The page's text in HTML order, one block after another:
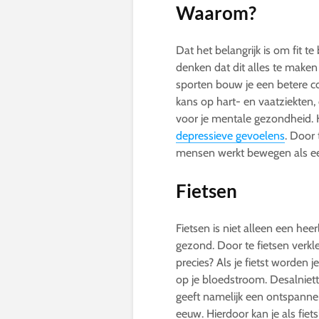
Waarom?
Dat het belangrijk is om fit te
denken dat dit alles te
sporten bouw je een betere
kans op hart- en
voor je mentale
depressieve gevoelens. Door
mensen werkt bewegen als
Fietsen
Fietsen is niet alleen een
gezond. Door te fietsen
precies? Als je fietst worden
op je bloedstroom.
geeft namelijk een
eeuw. Hierdoor kan je als